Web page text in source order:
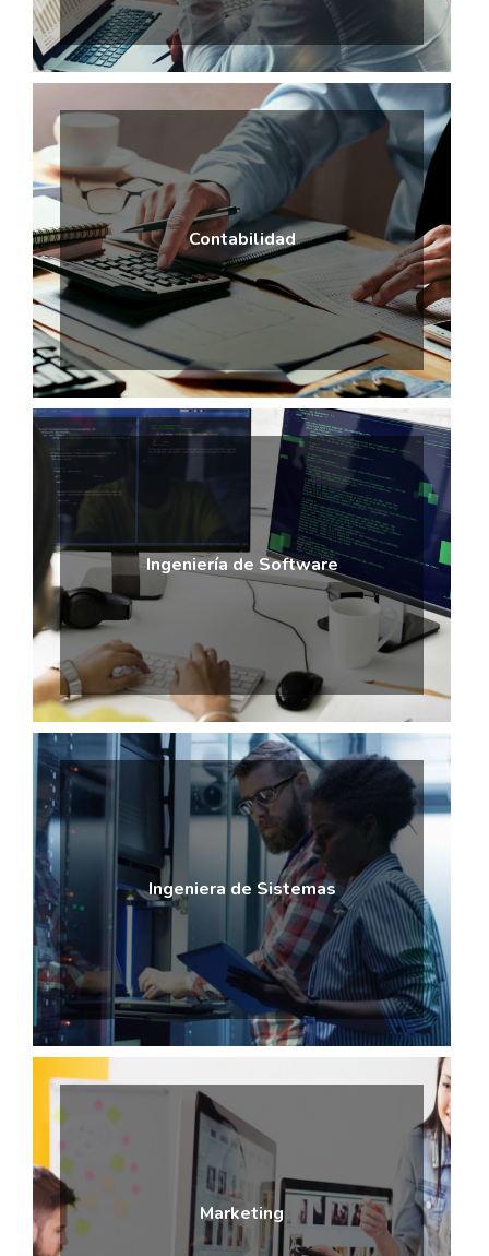
Contabilidad
Ingeniería de Software
Ingeniera de Sistemas
Marketing